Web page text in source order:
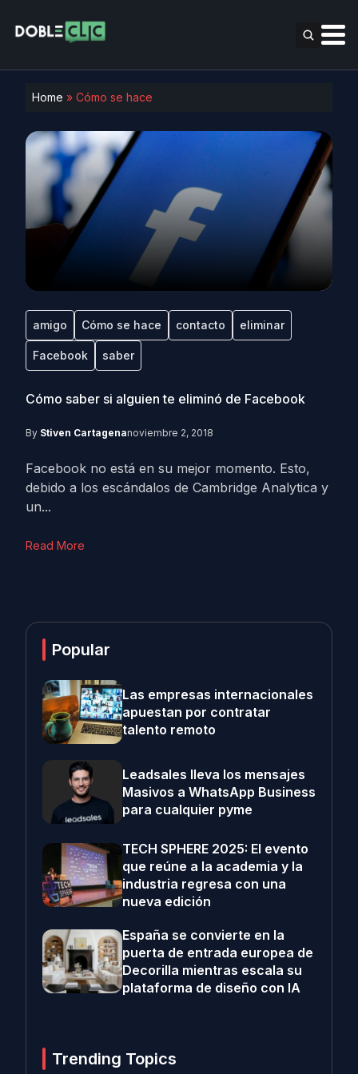
Home » Cómo se hace
amigo Cómo se hace contacto eliminar
Facebook saber
Cómo saber si alguien te eliminó de Facebook
By Stiven Cartagenanoviembre 2, 2018
Facebook no está en su mejor momento. Esto,
debido a los escándalos de Cambridge Analytica y
un...
Read More
Popular
Las empresas internacionales
apuestan por contratar
talento remoto
Leadsales lleva los mensajes
Masivos a WhatsApp Business
para cualquier pyme
TECH SPHERE 2025: El evento
que reúne a la academia y la
industria regresa con una
nueva edición
España se convierte en la
puerta de entrada europea de
Decorilla mientras escala su
plataforma de diseño con IA
Trending Topics